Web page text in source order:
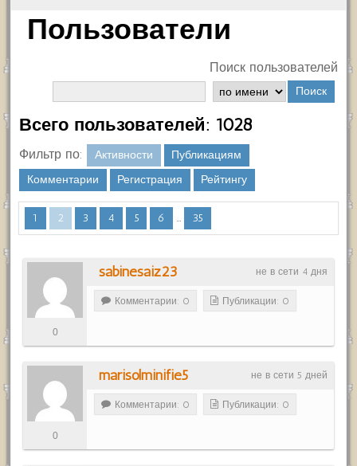
Пользователи
Поиск пользователей
Поиск
Всего пользователей: 1028
Фильтр по: Активности
Публикациям
Комментарии
Регистрация Рейтингу
1 2 3 4 5 6 ... 35
не в сети 4 дня
sabinesaiz23
0
Комментарии: 0 Публикации: 0
не в сети 5 дней
marisolminifie5
0
Комментарии: 0 Публикации: 0